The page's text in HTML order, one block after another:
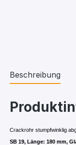
Beschreibung
Crackrohr stumpfwinklig
SB 19, Länge: 180 mm,